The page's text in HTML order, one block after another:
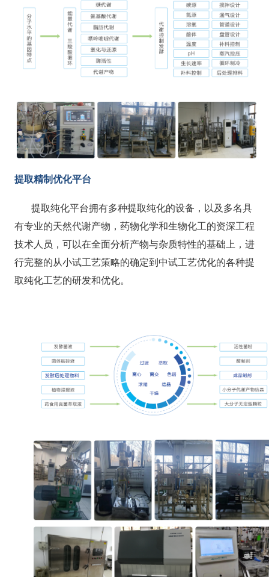
提取精制优化平台
提取纯化平台拥有多种提取纯化的设备，以及多名具
有专业的天然代谢产物，药物化学和生物化工的资深工程
技术人员，可以在全面分析产物与杂质特性的基础上，进
行完整的从小试工艺策略的确定到中试工艺优化的各种提
取纯化工艺的研发和优化。